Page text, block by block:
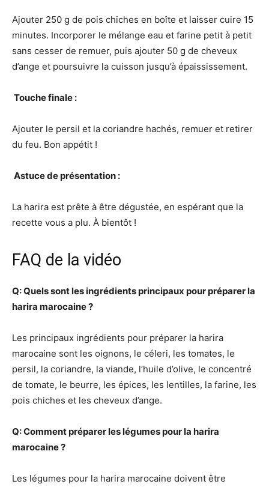
Ajouter 250 g de pois chiches en boîte et laisser cuire 15
minutes. Incorporer le mélange eau et farine petit à petit
sans cesser de remuer, puis ajouter 50 g de cheveux
d’ange et poursuivre la cuisson jusqu’à épaississement.
‍ Touche finale :
Ajouter le persil et la coriandre hachés, remuer et retirer
du feu. Bon appétit !
‍ Astuce de présentation :
La harira est prête à être dégustée, en espérant que la
recette vous a plu. À bientôt !
FAQ de la vidéo
Q: Quels sont les ingrédients principaux pour préparer la
harira marocaine ?
Les principaux ingrédients pour préparer la harira
marocaine sont les oignons, le céleri, les tomates, le
persil, la coriandre, la viande, l’huile d’olive, le concentré
de tomate, le beurre, les épices, les lentilles, la farine, les
pois chiches et les cheveux d’ange.
Q: Comment préparer les légumes pour la harira
marocaine ?
Les légumes pour la harira marocaine doivent être